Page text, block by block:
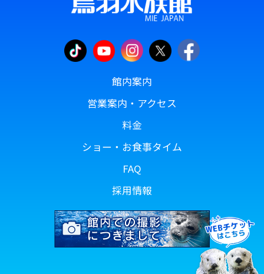
館内案内
営業案内・アクセス
料金
ショー・お食事タイム
FAQ
採用情報